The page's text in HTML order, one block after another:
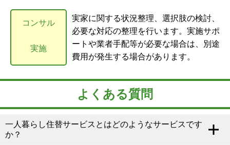
コンサル
実施
実家に関する状況整理、選択肢の検討、
必要な対応の整理を行います。実施サポ
ートや業者手配等が必要な場合は、別途
費用が発生する場合があります。
よくある質問
一人暮らし住替サービスとはどのようなサービスです
か？